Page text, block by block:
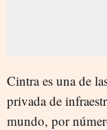
Cintra es una de
privada de
mundo, por